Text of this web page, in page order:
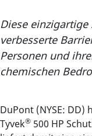
Diese
verbesserte
Personen und
chemischen
DuPont (NYSE: DD)
Tyvek® 500 HP